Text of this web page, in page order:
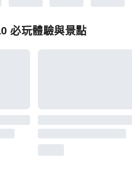
必玩體驗與景點